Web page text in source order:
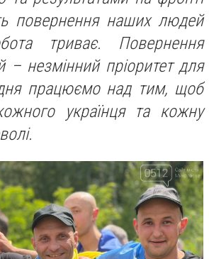
повернення наших людей
триває. Повернення
незмінний пріоритет для
працюємо над тим, щоб
українця та кожну
.